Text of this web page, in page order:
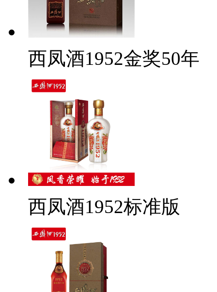
西凤酒1952金奖50年
西凤酒1952标准版